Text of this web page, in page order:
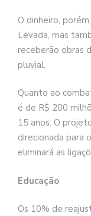
O dinheiro,
Levada, mas
receberão obras
pluvial.
Quanto ao
é de R$ 200
15 anos. O
direcionada para
eliminará as
Educação
Os 10% de